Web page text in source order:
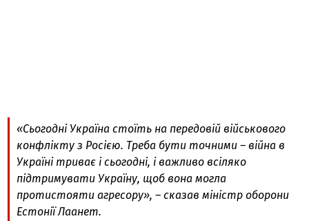
«Сьогодні Україна стоїть на передовій військового
конфлікту з Росією. Треба бути точними – війна в
Україні триває і сьогодні, і важливо всіляко
підтримувати Україну, щоб вона могла
протистояти агресору», – сказав міністр оборони
Естонії Лаанет.